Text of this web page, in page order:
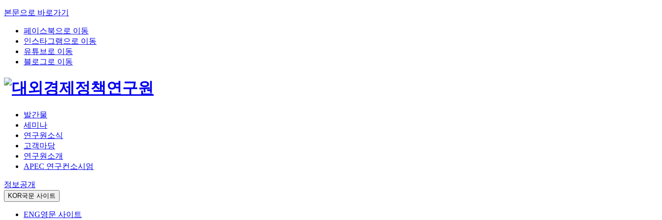
본문으로 바로가기
페이스북으로 이동
인스타그램으로 이동
유튜브로 이동
블로그로 이동
발간물
세미나
연구원소식
고객마당
연구원소개
APEC 연구컨소시엄
정보공개
KOR국문 사이트
ENG영문 사이트